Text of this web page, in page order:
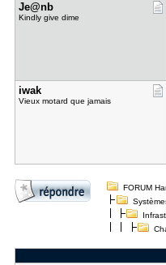
Je@nb
Kindly give dime
iwak
Vieux motard que jamais
FORUM